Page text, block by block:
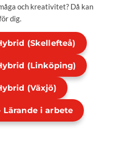
och kreativitet? Då kan
dig.
(Skellefteå)
(Linköping)
(Växjö)
Lärande i arbete